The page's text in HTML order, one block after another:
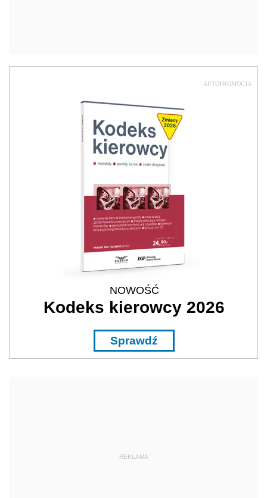
AUTOPROMOCJA
NOWOŚĆ
Kodeks kierowcy 2026
Sprawdź
REKLAMA